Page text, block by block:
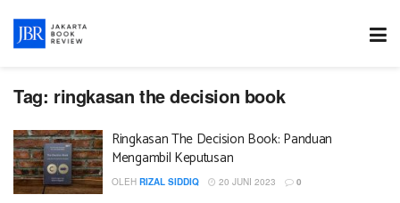
Tag: ringkasan the decision book
Ringkasan The Decision Book: Panduan
Mengambil Keputusan
OLEH RIZAL SIDDIQ 20 JUNI 2023 0